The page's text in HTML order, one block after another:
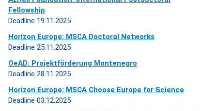
Fellowship
Deadline 19.11.2025
Horizon Europe: MSCA Doctoral Networks
Deadline 25.11.2025
OeAD: Projektförderung Montenegro
Deadline 28.11.2025
Horizon Europe: MSCA Choose Europe for Science
Deadline 03.12.2025